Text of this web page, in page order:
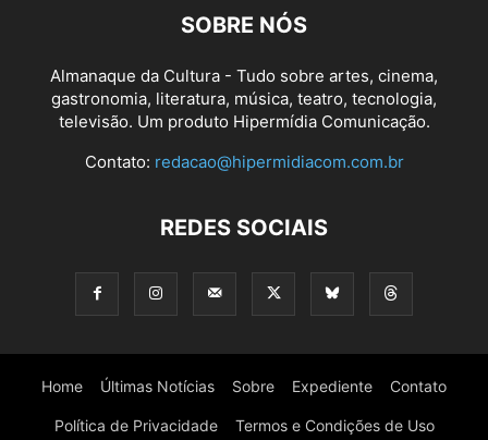
SOBRE NÓS
Almanaque da Cultura - Tudo sobre artes, cinema,
gastronomia, literatura, música, teatro, tecnologia,
televisão. Um produto Hipermídia Comunicação.
Contato: redacao@hipermidiacom.com.br
REDES SOCIAIS
Home Últimas Notícias Sobre Expediente Contato
Política de Privacidade Termos e Condições de Uso